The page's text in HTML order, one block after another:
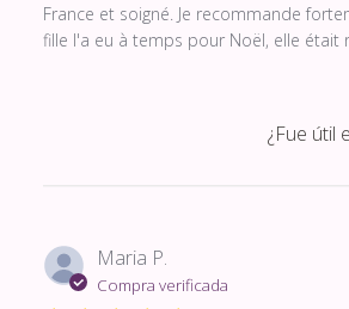
France et soigné. Je recommande
fille l'a eu à temps pour Noël, elle était
¿Fue útil
Maria P.
Compra verificada